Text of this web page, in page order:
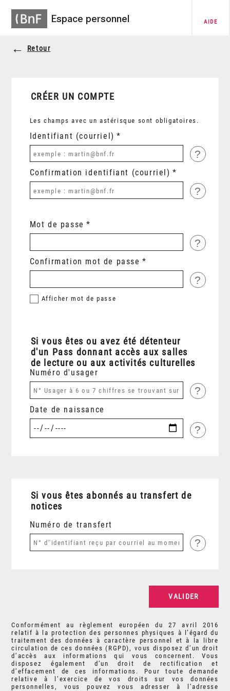
Espace personnel AIDE
Retour
CRÉER UN COMPTE
Les champs avec un astérisque sont obligatoires.
Identifiant (courriel)
?
Confirmation identifiant (courriel)
?
Mot de passe
?
Confirmation mot de passe
?
Afficher mot de passe
Si vous êtes ou avez été détenteur
d'un Pass donnant accès aux salles
de lecture ou aux activités culturelles
Numéro d'usager
?
Date de naissance
?
Si vous êtes abonnés au transfert de
notices
Numéro de transfert
?
Conformément au règlement européen du 27 avril 2016
relatif à la protection des personnes physiques à l’égard du
traitement des données à caractère personnel et à la libre
circulation de ces données (RGPD), vous disposez d’un droit
d’accès aux informations qui vous concernent. Vous
disposez également d’un droit de rectification et
d’effacement de ces informations. Pour toute demande
relative à l’exercice de vos droits sur vos données
personnelles, vous pouvez vous adresser à l’adresse